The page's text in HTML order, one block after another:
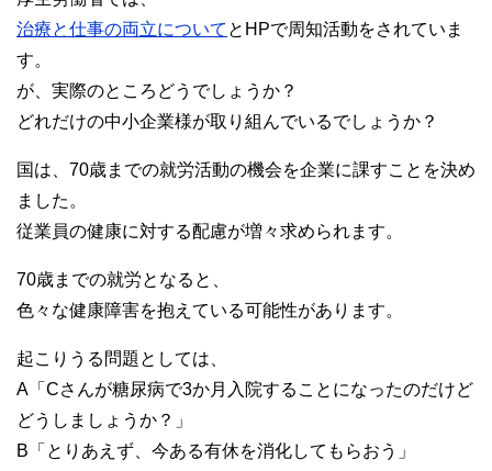
治療と仕事の両立について とHPで周知活動をされていま
す。
が、実際のところどうでしょうか？
どれだけの中小企業様が取り組んでいるでしょうか？
国は、70歳までの就労活動の機会を企業に課すことを決め
ました。
従業員の健康に対する配慮が増々求められます。
70歳までの就労となると、
色々な健康障害を抱えている可能性があります。
起こりうる問題としては、
A「Cさんが糖尿病で3か月入院することになったのだけど
どうしましょうか？」
B「とりあえず、今ある有休を消化してもらおう」